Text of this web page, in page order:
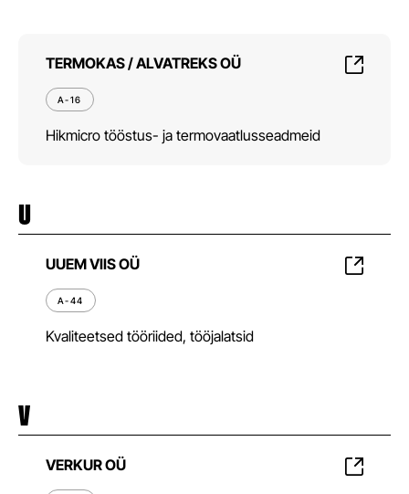
TERMOKAS / ALVATREKS OÜ
A-16
Hikmicro tööstus- ja termovaatlusseadmeid
U
UUEM VIIS OÜ
A-44
Kvaliteetsed tööriided, tööjalatsid
V
VERKUR OÜ